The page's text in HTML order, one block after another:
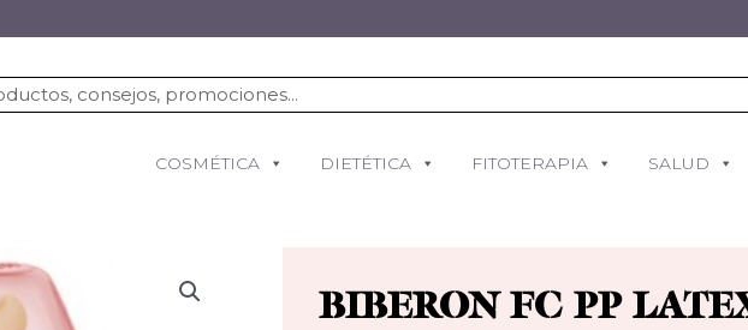
COSMÉTICA DIETÉTICA FITOTERAPIA SALUD
BIBERON FC PP